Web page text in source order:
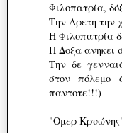
Φιλοπατρία,
Την Αρετη την
Η Φιλοπατρία
Η Δοξα ανηκει
Την δε
στον πόλεμο
παντοτε!!!)
"Ομερ